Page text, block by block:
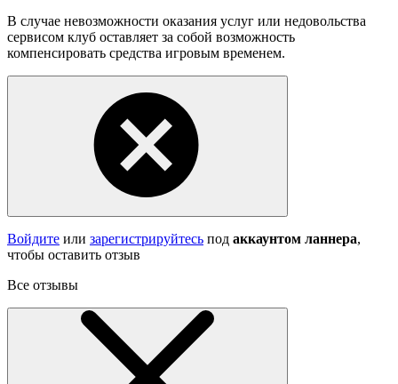
В случае невозможности оказания услуг или недовольства
сервисом клуб оставляет за собой возможность
компенсировать средства игровым временем.
Войдите или зарегистрируйтесь под аккаунтом ланнера,
чтобы оставить отзыв
Все отзывы